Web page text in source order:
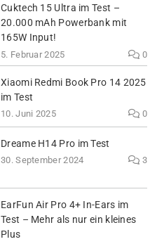
Cuktech 15 Ultra im Test –
20.000 mAh Powerbank mit
165W Input!
5. Februar 2025 0
Xiaomi Redmi Book Pro 14 2025
im Test
10. Juni 2025 0
Dreame H14 Pro im Test
30. September 2024 3
EarFun Air Pro 4+ In-Ears im
Test – Mehr als nur ein kleines
Plus